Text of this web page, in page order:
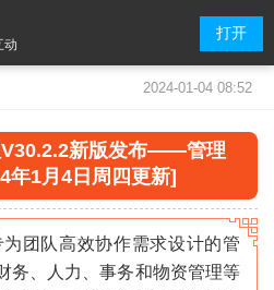
动
打开
2024-01-04 08:52
新版发布——管理
年1月4日周四更新]
为团队高效协作需求设计的管
务、人力、事务和物资管理等